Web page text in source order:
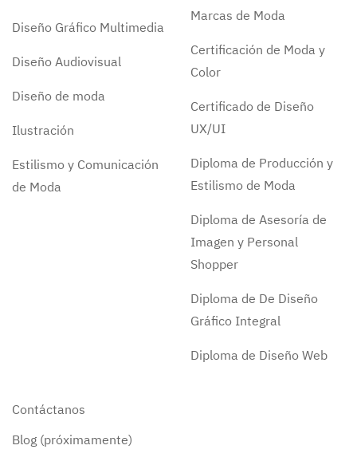
Diseño Gráfico Multimedia
Diseño Audiovisual
Diseño de moda
Ilustración
Estilismo y Comunicación
de Moda
Marcas de Moda
Certificación de Moda y
Color
Certificado de Diseño
UX/UI
Diploma de Producción y
Estilismo de Moda
Diploma de Asesoría de
Imagen y Personal
Shopper
Diploma de De Diseño
Gráfico Integral
Diploma de Diseño Web
Contáctanos
Blog (próximamente)